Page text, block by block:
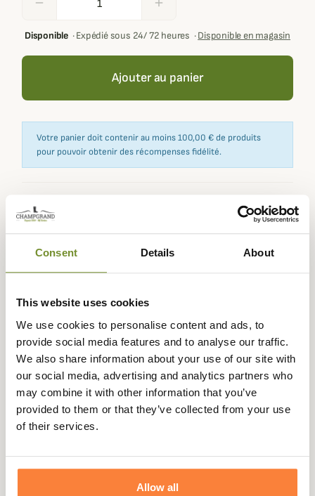
Consent Details About
This website uses cookies
We use cookies to personalise content and ads, to
provide social media features and to analyse our traffic.
We also share information about your use of our site with
our social media, advertising and analytics partners who
may combine it with other information that you’ve
provided to them or that they’ve collected from your use
of their services.
Allow all
remove add
Disponible·Expédié sous 24/ 72 heures ·Disponible en magasin
Ajouter au panier
Votre panier doit contenir au moins 100,00 € de produits
pour pouvoir obtenir des récompenses fidélité.
Expédié dans
Paiement en
euros
Description
Blaser vous propose ce tapis pour chien décliné en
coloris olive ou en camouflage HunTec que vous pourrez
facilement transporter grâce à son sac de rangement.
Ce tapis est réalisé dans un tissu PU imperméable et
toucher sur le dessus. Léger et séchant très rapidement,
il sera parfait pour le confort de votre chien.